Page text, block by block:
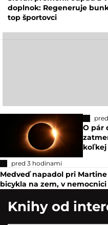
doplnok: Regeneruje
top športovci
O pár
koľkej
pred 3 hodinami
Medveď napadol pri
bicykla na zem, v
Knihy od